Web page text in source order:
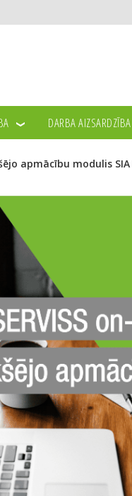
DARBA AIZSARDZĪBA
apmācību modulis